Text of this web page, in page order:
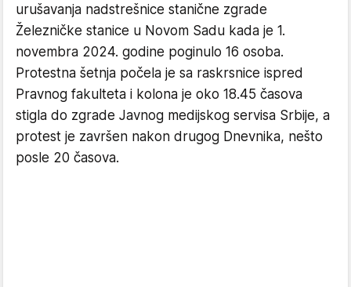
urušavanja nadstrešnice stanične zgrade
Železničke stanice u Novom Sadu kada je 1.
novembra 2024. godine poginulo 16 osoba.
Protestna šetnja počela je sa raskrsnice ispred
Pravnog fakulteta i kolona je oko 18.45 časova
stigla do zgrade Javnog medijskog servisa Srbije, a
protest je završen nakon drugog Dnevnika, nešto
posle 20 časova.